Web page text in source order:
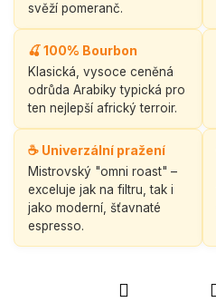
svěží pomeranč.
🍒 100% Bourbon
Klasická, vysoce ceněná
odrůda Arabiky typická pro
ten nejlepší africký terroir.
☕ Univerzální pražení
Mistrovský "omni roast" –
exceluje jak na filtru, tak i
jako moderní, šťavnaté
espresso.